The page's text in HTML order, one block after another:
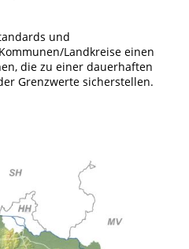
und
Landkreise einen
die zu einer dauerhaften
Grenzwerte sicherstellen.